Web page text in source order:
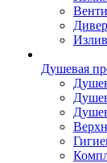
Душевая